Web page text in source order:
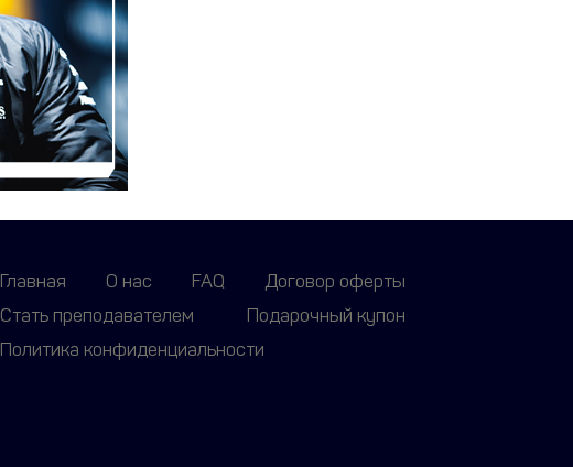
Главная О нас FAQ
Договор оферты
Стать преподавателем
Подарочный купон
Политика конфиденциальности